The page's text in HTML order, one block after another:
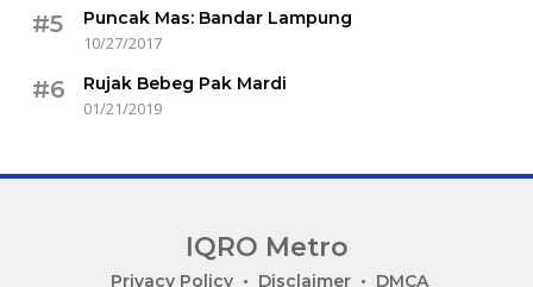
#5
Puncak Mas: Bandar Lampung
10/27/2017
#6
Rujak Bebeg Pak Mardi
01/21/2019
IQRO Metro
Privacy Policy Disclaimer DMCA